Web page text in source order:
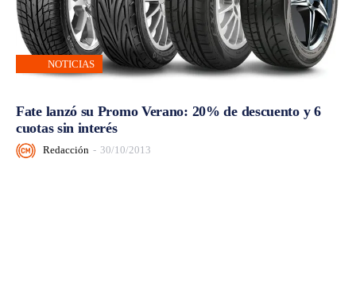
NOTICIAS
Fate lanzó su Promo Verano: 20% de descuento y 6
cuotas sin interés
Redacción - 30/10/2013